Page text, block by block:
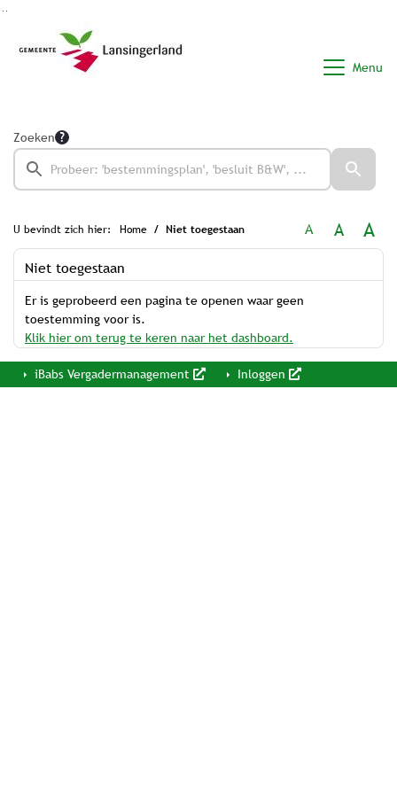
Menu
Zoeken
U bevindt zich hier: Home Niet toegestaan A A A
Niet toegestaan
Er is geprobeerd een pagina te openen waar geen
toestemming voor is.
Klik hier om terug te keren naar het dashboard.
iBabs Vergadermanagement Inloggen